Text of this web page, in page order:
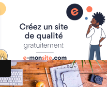
Association Internationale du Jeu de Ficelle